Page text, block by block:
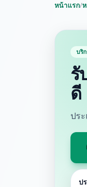
หน้าแรก/
บริ
รั
ดี
ปร
ป